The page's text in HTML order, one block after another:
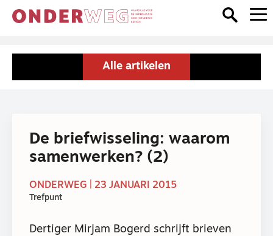
Alle artikelen
De briefwisseling: waarom
samenwerken? (2)
ONDERWEG | 23 JANUARI 2015
Trefpunt
Dertiger Mirjam Bogerd schrijft brieven